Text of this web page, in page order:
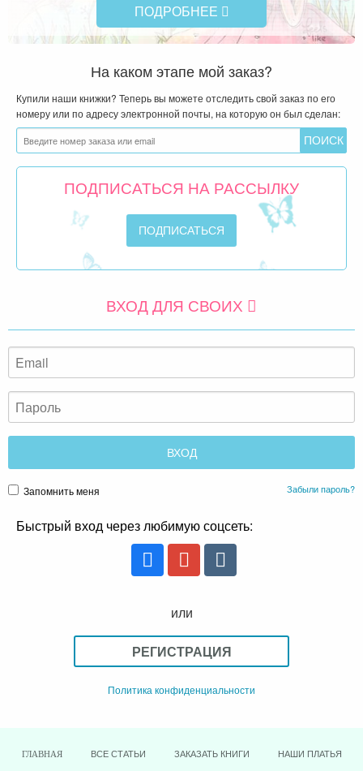
ПОДРОБНЕЕ
На каком этапе мой заказ?
Купили наши книжки? Теперь вы можете отследить свой заказ по его
номеру или по адресу электронной почты, на которую он был сделан:
ПОДПИСАТЬСЯ НА РАССЫЛКУ
ВХОД ДЛЯ СВОИХ
Запомнить меня Забыли пароль?
Быстрый вход через любимую соцсеть:
или
РЕГИСТРАЦИЯ
Политика конфиденциальности
ГЛАВНАЯ ВСЕ СТАТЬИ ЗАКАЗАТЬ КНИГИ НАШИ ПЛАТЬЯ